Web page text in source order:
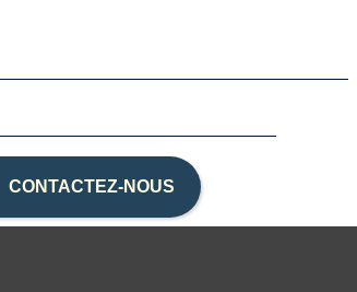
CONTACTEZ-NOUS